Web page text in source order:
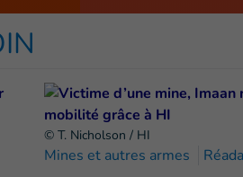
© T. Nicholson / HI
Mines et autres armes